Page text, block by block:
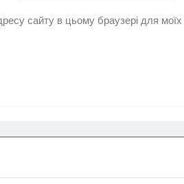
сайту в цьому браузері для